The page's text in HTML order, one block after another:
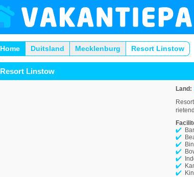
Home Duitsland Mecklenburg Resort Linstow
Resort Linstow
Land:
Bar